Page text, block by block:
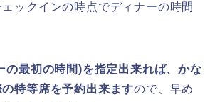
ックインの時点でディナーの時間
の最初の時間)を指定出来れば、かな
の特等席を予約出来ますので、早め